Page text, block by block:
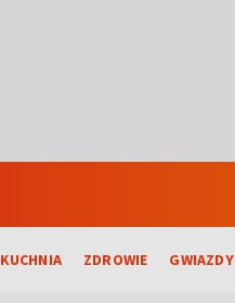
KUCHNIA ZDROWIE GWIAZDY